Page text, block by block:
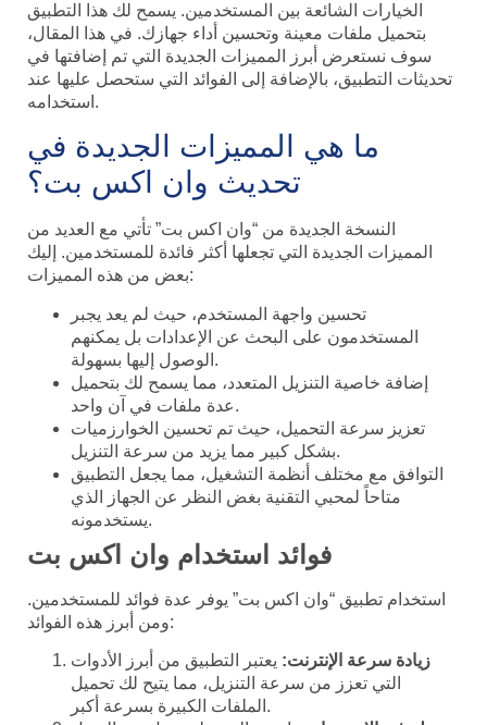
الخيارات الشائعة بين المستخدمين. يسمح لك هذا التطبيق
بتحميل ملفات معينة وتحسين أداء جهازك. في هذا المقال،
سوف نستعرض أبرز المميزات الجديدة التي تم إضافتها في
تحديثات التطبيق، بالإضافة إلى الفوائد التي ستحصل عليها عند
استخدامه.
ما هي المميزات الجديدة في
تحديث وان اكس بت؟
النسخة الجديدة من “وان اكس بت” تأتي مع العديد من
المميزات الجديدة التي تجعلها أكثر فائدة للمستخدمين. إليك
بعض من هذه المميزات:
تحسين واجهة المستخدم، حيث لم يعد يجبر
المستخدمون على البحث عن الإعدادات بل يمكنهم
الوصول إليها بسهولة.
إضافة خاصية التنزيل المتعدد، مما يسمح لك بتحميل
عدة ملفات في آن واحد.
تعزيز سرعة التحميل، حيث تم تحسين الخوارزميات
بشكل كبير مما يزيد من سرعة التنزيل.
التوافق مع مختلف أنظمة التشغيل، مما يجعل التطبيق
متاحاً لمحبي التقنية بغض النظر عن الجهاز الذي
يستخدمونه.
فوائد استخدام وان اكس بت
استخدام تطبيق “وان اكس بت” يوفر عدة فوائد للمستخدمين.
ومن أبرز هذه الفوائد:
زيادة سرعة الإنترنت: يعتبر التطبيق من أبرز الأدوات
التي تعزز من سرعة التنزيل، مما يتيح لك تحميل
الملفات الكبيرة بسرعة أكبر.